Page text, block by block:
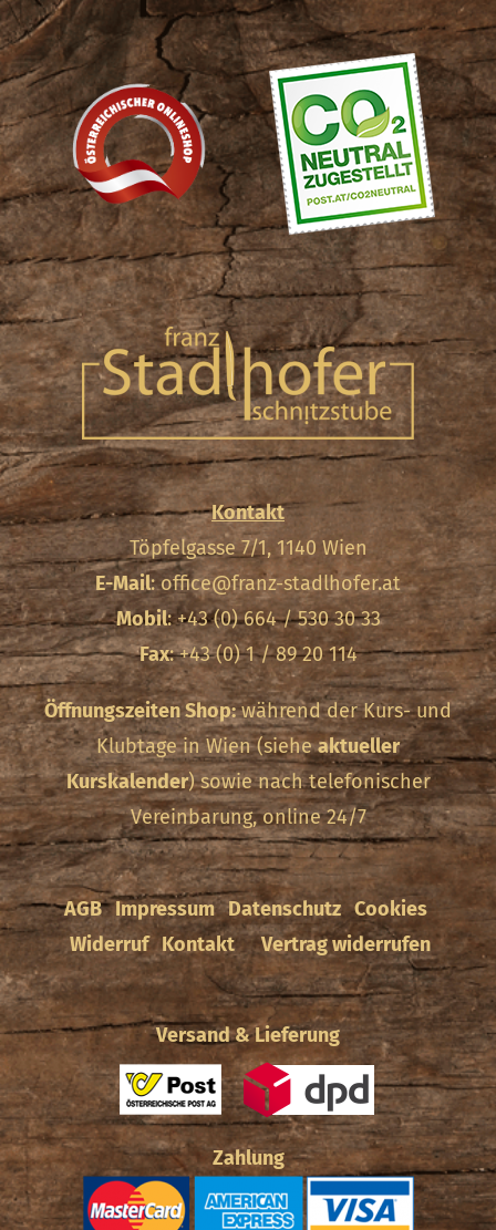
Kontakt
Töpfelgasse 7/1, 1140 Wien
E-Mail:office@franz-stadlhofer.at
Mobil: +43 (0) 664 / 530 30 33
Fax: +43 (0) 1 / 89 20 114
Öffnungszeiten Shop:während der Kurs- und
Klubtage in Wien (sieheaktueller
Kurskalender) sowie nach telefonischer
Vereinbarung, online 24/7
AGB Impressum Datenschutz Cookies
Widerruf Kontakt Vertrag widerrufen
Versand & Lieferung
Zahlung